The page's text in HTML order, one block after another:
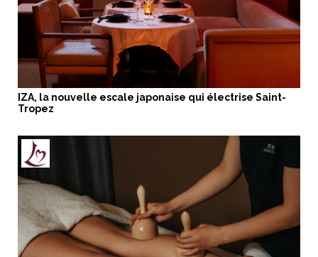
IZA, la nouvelle escale japonaise qui électrise Saint-
Tropez